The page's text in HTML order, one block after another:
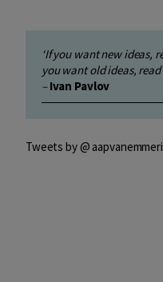
‘If you want new ideas,
you want old ideas, read
–Ivan Pavlov
Tweets by @